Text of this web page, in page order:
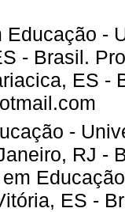
Educação -
- Brasil.
ES -
-
RJ -
ES -